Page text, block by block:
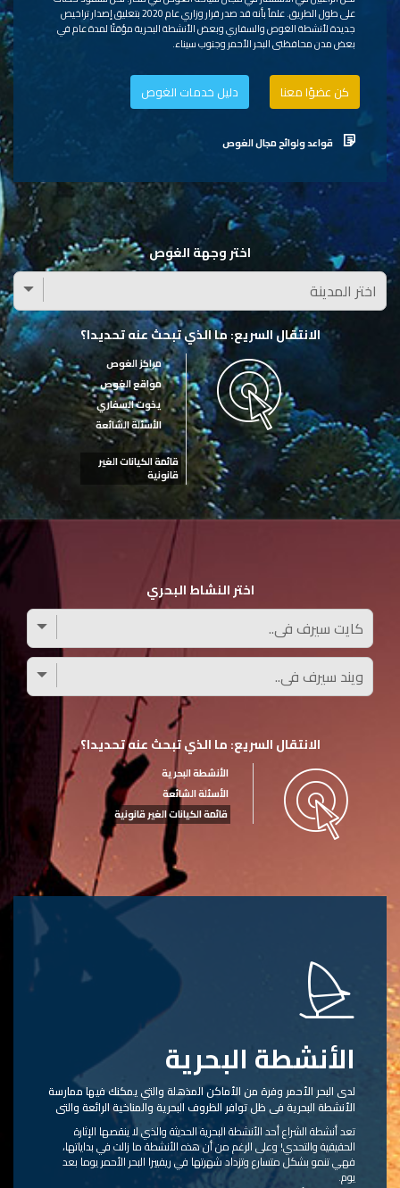
على طول الطريق. علماً بأنه قد صدر قرار وزاري عام 2020 بتعليق إصدار تراخيص
جديدة لأنشطة الغوص والسفاري وبعض الأنشطة البحرية مؤقتًا لمدة عام في
بعض مدن محافظتي البحر الأحمر وجنوب سيناء.
كن عضوًا معنا دليل خدمات الغوص
قواعد ولوائح مجال الغوص
اختر وجهة الغوص
الانتقال السريع: ما الذي تبحث عنه تحديدا؟
مراكز الغوص
مواقع الغوص
يخوت السفاري
الأسئلة الشائعة
قائمة الكيانات الغير
قانونية
اختر النشاط البحري
الانتقال السريع: ما الذي تبحث عنه تحديدا؟
الأنشطة البحرية
الأسئلة الشائعة
قائمة الكيانات الغير قانونية
الأنشطة البحرية
لدى البحر الأحمر وفرة من الأماكن المذهلة والتي يمكنك فيها ممارسة
الأنشطة البحرية في ظل توافر الظروف البحرية والمناخية الرائعة والتي
تجعلها تجربة سهلة وغاية في الإثارة!
تعد أنشطة الشراع أحد الأنشطة البحرية الحديثة والذي لا ينقصها الإثارة
الحقيقية والتحدي! وعلى الرغم من أن هذه الأنشطة ما زالت في بداياتها،
فهي تنمو بشكل متسارع وتزداد شهرتها في ريفييرا البحر الأحمر يوما بعد
يوم.